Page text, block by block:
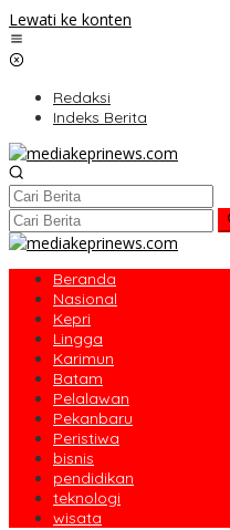
Lewati ke konten
Redaksi
Indeks Berita
Beranda
Nasional
Kepri
Lingga
Karimun
Batam
Pelalawan
Pekanbaru
Peristiwa
bisnis
pendidikan
teknologi
wisata